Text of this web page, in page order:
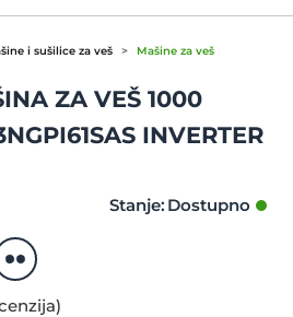
i sušilice za veš Mašine za veš
ZA VEŠ 1000
INVERTER
Stanje: